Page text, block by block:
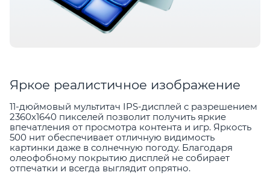
Яркое реалистичное изображение
11-дюймовый мультитач IPS-дисплей с разрешением
2360х1640 пикселей позволит получить яркие
впечатления от просмотра контента и игр. Яркость
500 нит обеспечивает отличную видимость
картинки даже в солнечную погоду. Благодаря
олеофобному покрытию дисплей не собирает
отпечатки и всегда выглядит опрятно.